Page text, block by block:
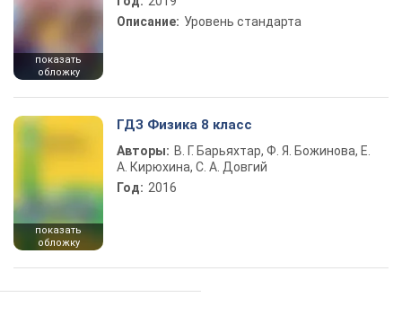
показать
обложку
Описание: Уровень стандарта
показать
обложку
ГДЗ Физика 8 класс
Авторы: В. Г. Барьяхтар, Ф. Я. Божинова, Е.
А. Кирюхина, С. А. Довгий
Год: 2016